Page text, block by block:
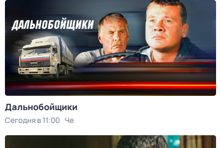
Дальнобойщики
Сегодня в 11:00 Че